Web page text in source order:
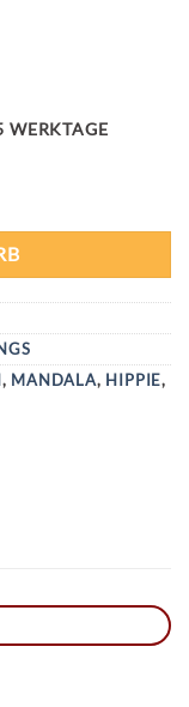
WERKTAGE
, MANDALA, HIPPIE,